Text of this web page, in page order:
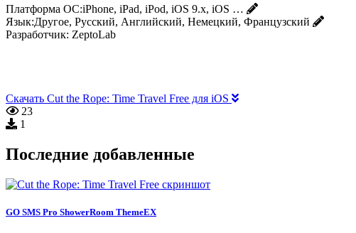
Платформа ОС:iPhone, iPad, iPod, iOS 9.x, iOS …
Язык:Другое, Русский, Английский, Немецкий, Французский
Разработчик: ZeptoLab
Скачать Cut the Rope: Time Travel Free для iOS
23
1
Последние добавленные
GO SMS Pro ShowerRoom ThemeEX